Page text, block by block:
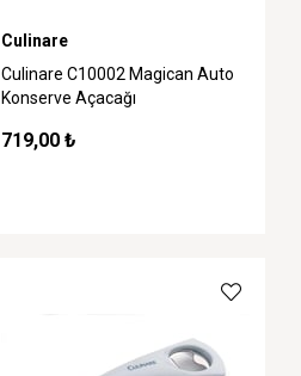
Culinare
Culinare C10002 Magican Auto
Konserve Açacağı
719,00 ₺